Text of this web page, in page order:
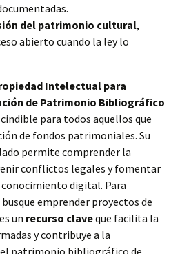
del patrimonio cultural,
abierto cuando la ley lo
Intelectual para
de Patrimonio Bibliográfico
para todos aquellos que
de fondos patrimoniales. Su
permite comprender la
conflictos legales y fomentar
digital. Para
emprender proyectos de
un recurso claveque facilita la
y contribuye a la